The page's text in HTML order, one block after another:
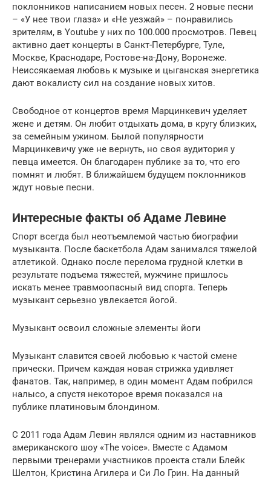
поклонников написанием новых песен. 2 новые песни
– «У нее твои глаза» и «Не уезжай» – понравились
зрителям, в Youtube у них по 100.000 просмотров. Певец
активно дает концерты в Санкт-Петербурге, Туле,
Москве, Краснодаре, Ростове-на-Дону, Воронеже.
Неиссякаемая любовь к музыке и цыганская энергетика
дают вокалисту сил на создание новых хитов.
Свободное от концертов время Марцинкевич уделяет
жене и детям. Он любит отдыхать дома, в кругу близких,
за семейным ужином. Былой популярности
Марцинкевичу уже не вернуть, но своя аудитория у
певца имеется. Он благодарен публике за то, что его
помнят и любят. В ближайшем будущем поклонников
ждут новые песни.
Интересные факты об Адаме Левине
Спорт всегда был неотъемлемой частью биографии
музыканта. После баскетбола Адам занимался тяжелой
атлетикой. Однако после перелома грудной клетки в
результате подъема тяжестей, мужчине пришлось
искать менее травмоопасный вид спорта. Теперь
музыкант серьезно увлекается йогой.
Музыкант освоил сложные элементы йоги
Музыкант славится своей любовью к частой смене
прически. Причем каждая новая стрижка удивляет
фанатов. Так, например, в один момент Адам побрился
налысо, а спустя некоторое время показался на
публике платиновым блондином.
С 2011 года Адам Левин являлся одним из наставников
американского шоу «The voice». Вместе с Адамом
первыми тренерами участников проекта стали Блейк
Шелтон, Кристина Агилера и Си Ло Грин. На данный